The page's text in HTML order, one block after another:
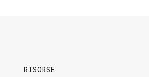
RISORSE